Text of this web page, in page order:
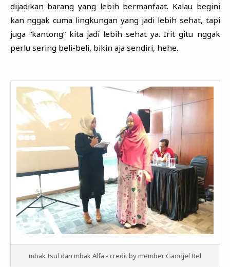
dijadikan barang yang lebih bermanfaat. Kalau begini
kan nggak cuma lingkungan yang jadi lebih sehat, tapi
juga “kantong” kita jadi lebih sehat ya. Irit gitu nggak
perlu sering beli-beli, bikin aja sendiri, hehe.
mbak Isul dan mbak Alfa - credit by member Gandjel Rel